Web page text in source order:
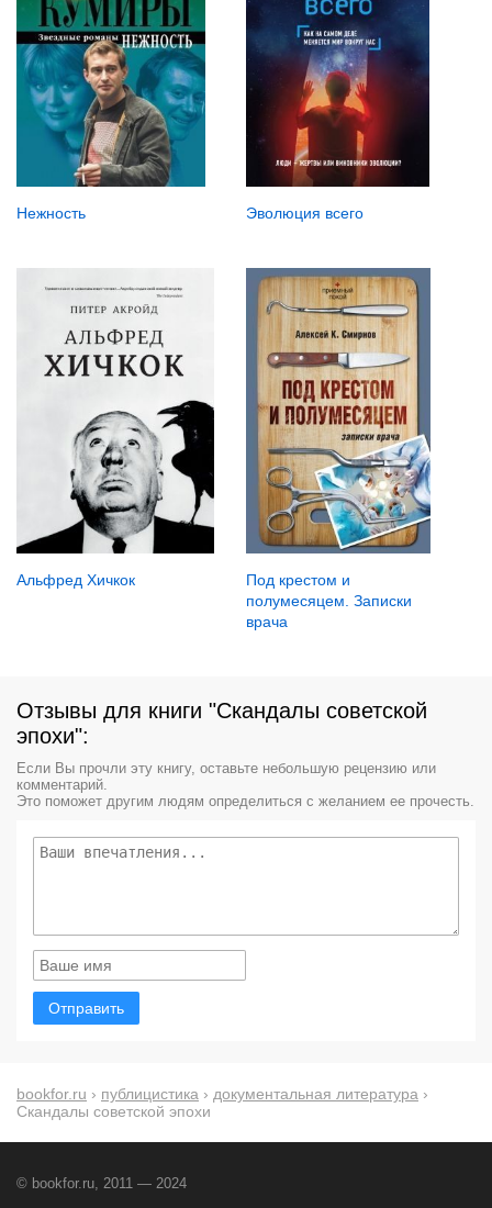
Нежность Эволюция всего
Альфред Хичкок
Под крестом и
полумесяцем. Записки
врача
Отзывы для книги "Скандалы советской
эпохи":
Если Вы прочли эту книгу, оставьте небольшую рецензию или
комментарий.
Это поможет другим людям определиться с желанием ее прочесть.
Отправить
bookfor.ru › публицистика › документальная литература ›
Скандалы советской эпохи
© bookfor.ru, 2011 — 2024